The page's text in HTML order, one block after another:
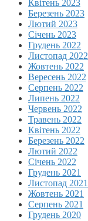
Квітень 2023
Березень 2023
Лютий 2023
Січень 2023
Грудень 2022
Листопад 2022
Жовтень 2022
Вересень 2022
Серпень 2022
Липень 2022
Червень 2022
Травень 2022
Квітень 2022
Березень 2022
Лютий 2022
Січень 2022
Грудень 2021
Листопад 2021
Жовтень 2021
Серпень 2021
Грудень 2020